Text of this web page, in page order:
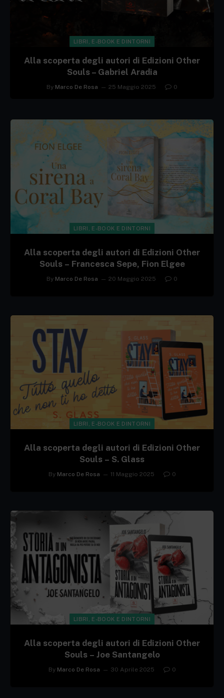
LIBRI, E-BOOK E DINTORNI
Alla scoperta degli autori di Edizioni Other
Souls – Gabriel Aradia
By Marco De Rosa 25 Maggio 2025 0
LIBRI, E-BOOK E DINTORNI
Alla scoperta degli autori di Edizioni Other
Souls – Francesca Sepe, Fion Elgee
By Marco De Rosa 20 Maggio 2025 0
LIBRI, E-BOOK E DINTORNI
Alla scoperta degli autori di Edizioni Other
Souls – S. Glass
By Marco De Rosa 11 Maggio 2025 0
LIBRI, E-BOOK E DINTORNI
Alla scoperta degli autori di Edizioni Other
Souls – Joe Santangelo
By Marco De Rosa 30 Aprile 2025 0